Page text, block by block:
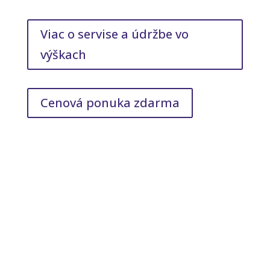
Viac o servise a údržbe vo
výškach
Cenová ponuka zdarma